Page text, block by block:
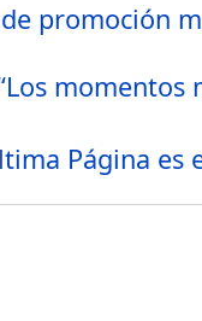
promoción
momentos
Página